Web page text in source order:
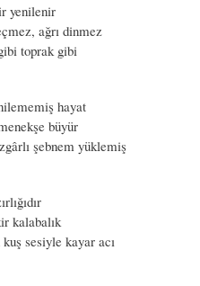
yenilenir
ağrı dinmez
toprak gibi
hayat
büyür
şebnem yüklemiş
kalabalık
sesiyle kayar acı